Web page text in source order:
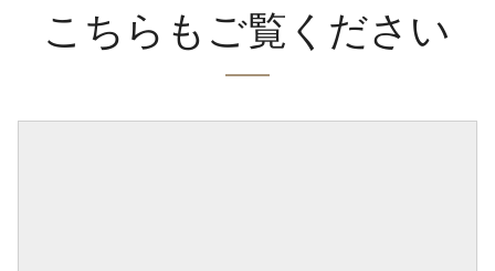
こちらもご覧ください